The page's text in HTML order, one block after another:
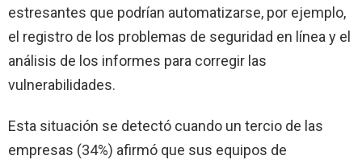
estresantes que podrían automatizarse, por ejemplo,
el registro de los problemas de seguridad en línea y el
análisis de los informes para corregir las
vulnerabilidades.
Esta situación se detectó cuando un tercio de las
empresas (34%) afirmó que sus equipos de